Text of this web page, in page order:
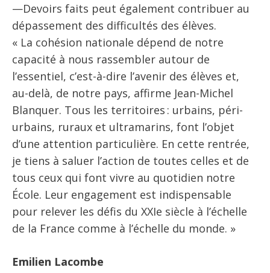
—Devoirs faits peut également contribuer au
dépassement des difficultés des élèves.
« La cohésion nationale dépend de notre
capacité à nous rassembler autour de
l’essentiel, c’est-à-dire l’avenir des élèves et,
au-delà, de notre pays, affirme Jean-Michel
Blanquer. Tous les territoires : urbains, péri-
urbains, ruraux et ultramarins, font l’objet
d’une attention particulière. En cette rentrée,
je tiens à saluer l’action de toutes celles et de
tous ceux qui font vivre au quotidien notre
École. Leur engagement est indispensable
pour relever les défis du XXIe siècle à l’échelle
de la France comme à l’échelle du monde. »
Emilien Lacombe